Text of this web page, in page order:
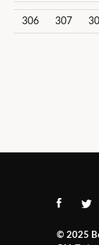
306 307
© 2025